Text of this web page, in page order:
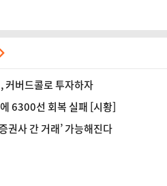
커버드콜로 투자하자
6300선 회복 실패 [시황]
권사 간 거래’ 가능해진다